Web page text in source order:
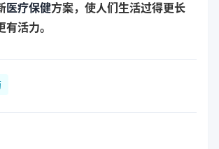
医疗保健方案，使人们生活过得更长
活力。